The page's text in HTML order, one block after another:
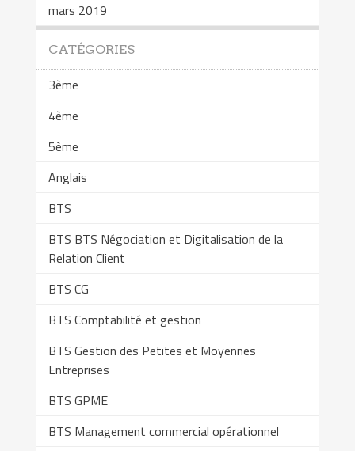
mars 2019
CATÉGORIES
3ème
4ème
5ème
Anglais
BTS
BTS BTS Négociation et Digitalisation de la
Relation Client
BTS CG
BTS Comptabilité et gestion
BTS Gestion des Petites et Moyennes
Entreprises
BTS GPME
BTS Management commercial opérationnel